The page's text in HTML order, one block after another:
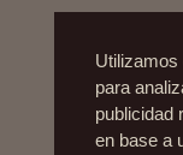
quirúrgica
la grasa
hasta el
una
Utilizamos
para
publicidad
en base a